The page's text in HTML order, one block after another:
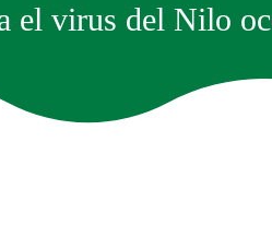
el virus del Nilo